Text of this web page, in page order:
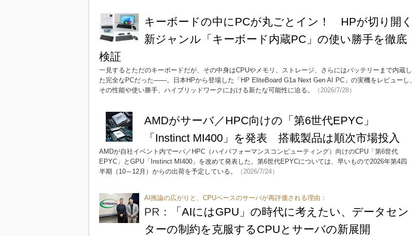
キーボードの中にPCが丸ごとイン！ HPが切り開く
新ジャンル「キーボード内蔵PC」の使い勝手を徹底
検証
一見するとただのキーボードだが、その中身はCPUやメモリ、ストレージ、さらにはバッテリーまで内蔵し
た完全なPCだった――。日本HPから登場した「HP EliteBoard G1a Next Gen AI PC」の実機をレビューし、
その性能や使い勝手、ハイブリッドワークにおける新たな可能性に迫る。
（2026/7/28）
AMDがサーバ／HPC向けの「第6世代EPYC」
「Instinct MI400」を発表 搭載製品は順次市場投入
AMDが自社イベント内でーバ／HPC（ハイパフォーマンスコンピューティング）向けのCPU「第6世代
EPYC」とGPU「Instinct MI400」を改めて発表した。第6世代EPYCについては、早いもので2026年第4四
半期（10～12月）からの出荷を予定している。
（2026/7/24）
AI推論の広がりと、CPUベースのサーバが再評価される理由：
PR：
「AIにはGPU」の時代に考えたい、データセン
ターの制約を克服するCPUとサーバの新展開